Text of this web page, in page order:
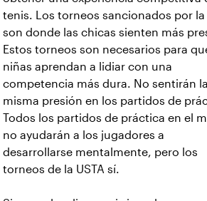
tenis. Los torneos sancionados por la
son donde las chicas sienten más
Estos torneos son necesarios para
niñas aprendan a lidiar con una
competencia más dura. No sentirán la
misma presión en los partidos de
Todos los partidos de práctica en el
no ayudarán a los jugadores a
desarrollarse mentalmente, pero los
torneos de la USTA sí.